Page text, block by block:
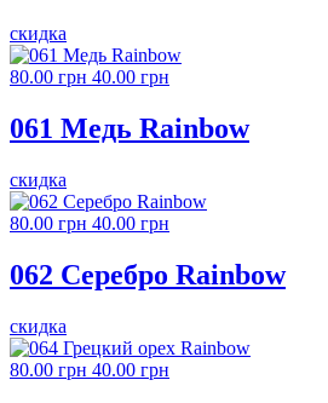
скидка
80.00 грн 40.00 грн
061 Медь Rainbow
скидка
80.00 грн 40.00 грн
062 Серебро Rainbow
скидка
80.00 грн 40.00 грн